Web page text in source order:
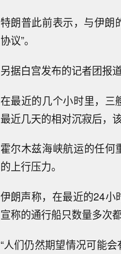
特朗普此前表示，与伊朗
协议”。
另据白宫发布的记者团报
在最近的几个小时里，三
最近几天的相对沉寂后，
霍尔木兹海峡航运的任何
的上行压力。
伊朗声称，在最近的24小
宣称的通行船只数量多次
“人们仍然期望情况可能